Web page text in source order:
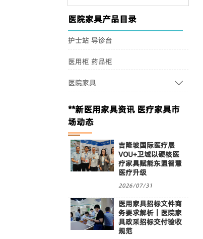
医院家具产品目录
护士站 导诊台
医用柜 药品柜
医院家具 
**新医用家具资讯 医疗家具市
场动态
吉隆坡国际医疗展
VOU+卫域以硬核医
疗家具赋能东盟智慧
医疗升级
2026/07/31
医用家具招标文件商
务要求解析｜医院家
具政采招标交付验收
规范